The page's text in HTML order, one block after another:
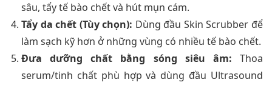
sâu, tẩy tế bào chết và hút mụn cám.
Tẩy da chết (Tùy chọn): Dùng đầu Skin Scrubber để
làm sạch kỹ hơn ở những vùng có nhiều tế bào chết.
Đưa dưỡng chất bằng sóng siêu âm: Thoa
serum/tinh chất phù hợp và dùng đầu Ultrasound